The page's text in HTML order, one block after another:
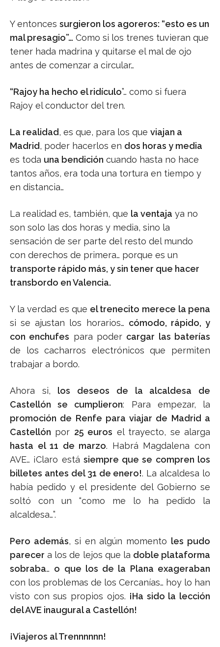
Y entonces surgieron los agoreros: “esto es un
mal presagio”… Como si los trenes tuvieran que
tener hada madrina y quitarse el mal de ojo
antes de comenzar a circular…
“Rajoy ha hecho el ridículo”… como si fuera
Rajoy el conductor del tren.
La realidad, es que, para los que viajan a
Madrid, poder hacerlos en dos horas y media
es toda una bendición cuando hasta no hace
tantos años, era toda una tortura en tiempo y
en distancia…
La realidad es, también, que la ventaja ya no
son solo las dos horas y media, sino la
sensación de ser parte del resto del mundo
con derechos de primera… porque es un
transporte rápido más, y sin tener que hacer
transbordo en Valencia.
Y la verdad es que el trenecito merece la pena
si se ajustan los horarios… cómodo, rápido, y
con enchufes para poder cargar las baterías
de los cacharros electrónicos que permiten
trabajar a bordo.
Ahora si, los deseos de la alcaldesa de
Castellón se cumplieron: Para empezar, la
promoción de Renfe para viajar de Madrid a
Castellón por 25 euros el trayecto, se alarga
hasta el 11 de marzo. Habrá Magdalena con
AVE… ¡Claro está siempre que se compren los
billetes antes del 31 de enero!. La alcaldesa lo
había pedido y el presidente del Gobierno se
soltó con un “como me lo ha pedido la
alcaldesa…”.
Pero además, si en algún momento les pudo
parecer a los de lejos que la doble plataforma
sobraba… o que los de la Plana exageraban
con los problemas de los Cercanías… hoy lo han
visto con sus propios ojos. ¡Ha sido la lección
del AVE inaugural a Castellón!
¡Viajeros al Trennnnnn!